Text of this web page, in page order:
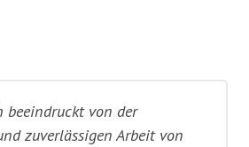
von der
zuverlässigen Arbeit von